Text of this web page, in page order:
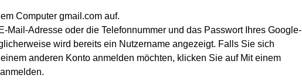
Computer gmail.com auf.
Mail-Adresse oder die Telefonnummer und das Passwort Ihres Google-
wird bereits ein Nutzername angezeigt. Falls Sie sich
anderen Konto anmelden möchten, klicken Sie auf Mit einem